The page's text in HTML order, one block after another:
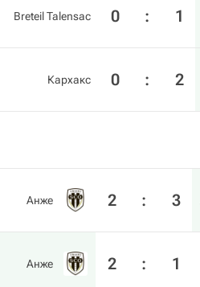
Breteil Talensac 0 : 1
Кархакс 0 : 2
Анже 2 : 3
Анже 2 : 1